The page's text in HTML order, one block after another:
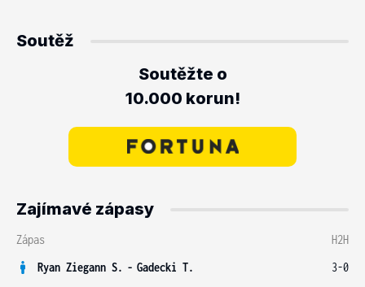
Soutěž
Soutěžte o
10.000 korun!
Zajímavé zápasy
Zápas
H2H
Ryan Ziegann S. - Gadecki T.
3-0